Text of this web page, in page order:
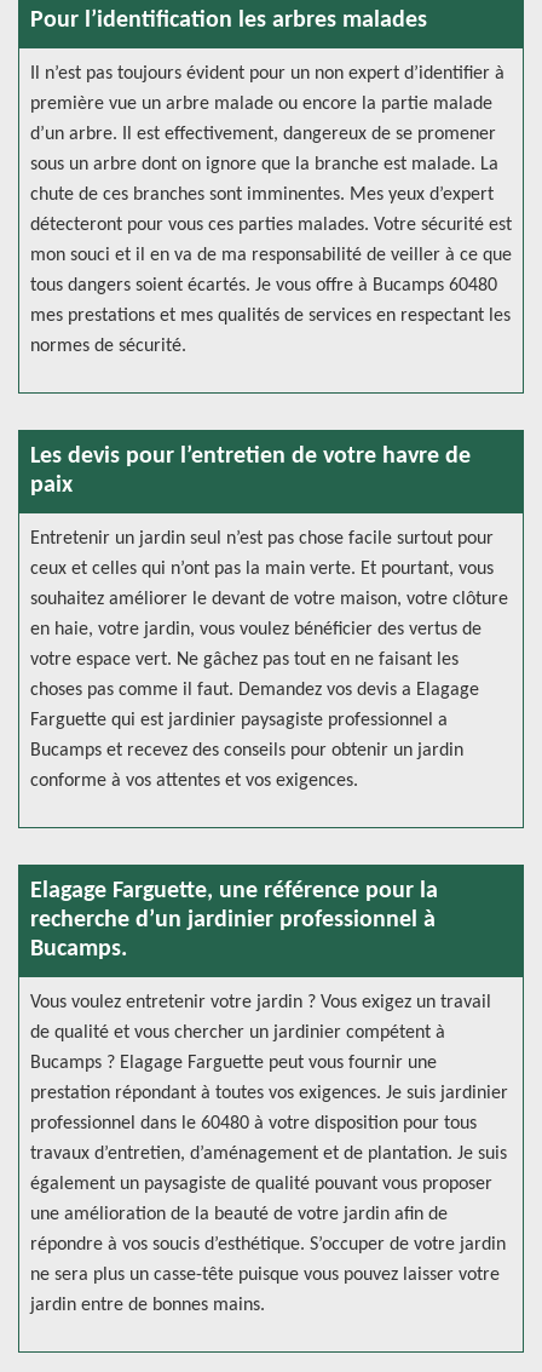
Pour l’identification les arbres malades
Il n’est pas toujours évident pour un non expert d’identifier à
première vue un arbre malade ou encore la partie malade
d’un arbre. Il est effectivement, dangereux de se promener
sous un arbre dont on ignore que la branche est malade. La
chute de ces branches sont imminentes. Mes yeux d’expert
détecteront pour vous ces parties malades. Votre sécurité est
mon souci et il en va de ma responsabilité de veiller à ce que
tous dangers soient écartés. Je vous offre à Bucamps 60480
mes prestations et mes qualités de services en respectant les
normes de sécurité.
Les devis pour l’entretien de votre havre de
paix
Entretenir un jardin seul n’est pas chose facile surtout pour
ceux et celles qui n’ont pas la main verte. Et pourtant, vous
souhaitez améliorer le devant de votre maison, votre clôture
en haie, votre jardin, vous voulez bénéficier des vertus de
votre espace vert. Ne gâchez pas tout en ne faisant les
choses pas comme il faut. Demandez vos devis a Elagage
Farguette qui est jardinier paysagiste professionnel a
Bucamps et recevez des conseils pour obtenir un jardin
conforme à vos attentes et vos exigences.
Elagage Farguette, une référence pour la
recherche d’un jardinier professionnel à
Bucamps.
Vous voulez entretenir votre jardin ? Vous exigez un travail
de qualité et vous chercher un jardinier compétent à
Bucamps ? Elagage Farguette peut vous fournir une
prestation répondant à toutes vos exigences. Je suis jardinier
professionnel dans le 60480 à votre disposition pour tous
travaux d’entretien, d’aménagement et de plantation. Je suis
également un paysagiste de qualité pouvant vous proposer
une amélioration de la beauté de votre jardin afin de
répondre à vos soucis d’esthétique. S’occuper de votre jardin
ne sera plus un casse-tête puisque vous pouvez laisser votre
jardin entre de bonnes mains.